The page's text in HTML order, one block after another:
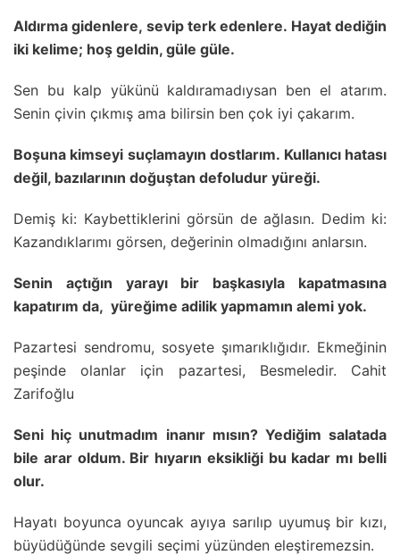
Aldırma gidenlere, sevip terk edenlere. Hayat dediğin
iki kelime; hoş geldin, güle güle.
Sen bu kalp yükünü kaldıramadıysan ben el atarım.
Senin çivin çıkmış ama bilirsin ben çok iyi çakarım.
Boşuna kimseyi suçlamayın dostlarım. Kullanıcı hatası
değil, bazılarının doğuştan defoludur yüreği.
Demiş ki: Kaybettiklerini görsün de ağlasın. Dedim ki:
Kazandıklarımı görsen, değerinin olmadığını anlarsın.
Senin açtığın yarayı bir başkasıyla kapatmasına
kapatırım da, yüreğime adilik yapmamın alemi yok.
Pazartesi sendromu, sosyete şımarıklığıdır. Ekmeğinin
peşinde olanlar için pazartesi, Besmeledir. Cahit
Zarifoğlu
Seni hiç unutmadım inanır mısın? Yediğim salatada
bile arar oldum. Bir hıyarın eksikliği bu kadar mı belli
olur.
Hayatı boyunca oyuncak ayıya sarılıp uyumuş bir kızı,
büyüdüğünde sevgili seçimi yüzünden eleştiremezsin.